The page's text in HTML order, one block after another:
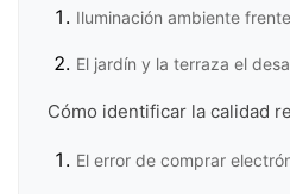
Iluminación ambiente
El jardín y la terraza el
Cómo identificar la calidad
El error de comprar